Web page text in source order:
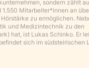
sondern zählt
1.550 Mitarbeiter*innen an
zu ermöglichen.
und Medizintechnik zu den
hat, ist Lukas Schinko. Er
sich im südsteirischen